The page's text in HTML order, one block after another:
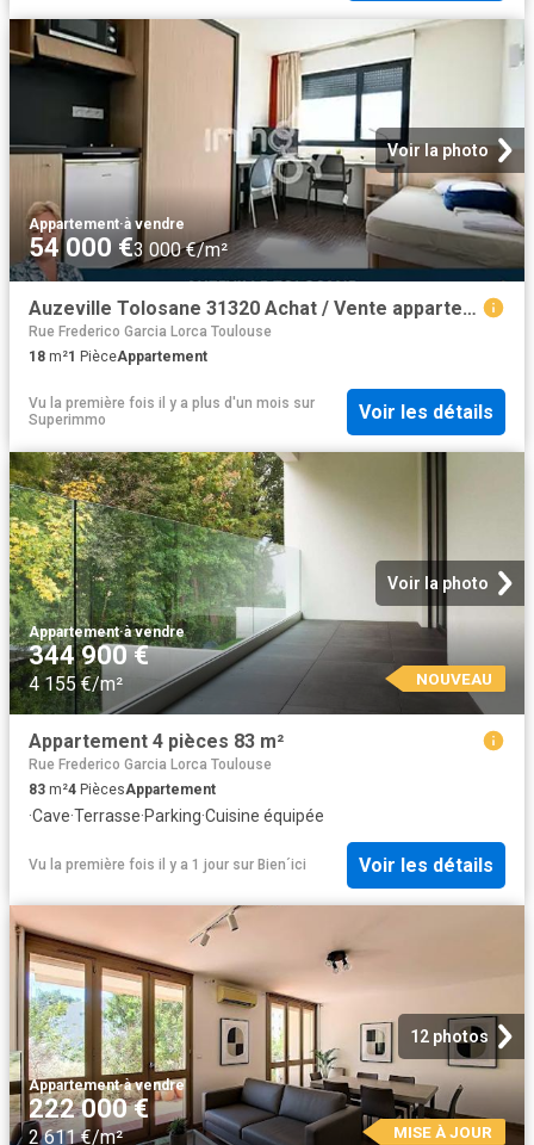
Voir la photo
Appartement·à vendre
54 000 €3 000 €/m²
Auzeville Tolosane 31320 Achat / Vente appartement 1 pièce t1
Rue Frederico Garcia Lorca Toulouse
18 m²1 PièceAppartement
Vu la première fois il y a plus d'un mois sur
Superimmo
Voir les détails
Voir la photo
Appartement·à vendre
344 900 €
4 155 €/m² NOUVEAU
Appartement 4 pièces 83 m²
Rue Frederico Garcia Lorca Toulouse
83 m²4 PiècesAppartement
·Cave·Terrasse·Parking·Cuisine équipée
Vu la première fois il y a 1 jour sur Bien´ici Voir les détails
12 photos
Appartement·à vendre
222 000 €
2 611 €/m² MISE À JOUR